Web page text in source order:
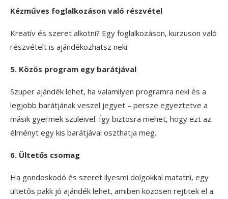
Kézműves foglalkozáson való részvétel
Kreatív és szeret alkotni? Egy foglalkozáson, kurzuson való
részvételt is ajándékozhatsz neki.
5. Közös program egy barátjával
Szuper ajándék lehet, ha valamilyen programra neki és a
legjobb barátjának veszel jegyet – persze egyeztetve a
másik gyermek szüleivel. Így biztosra mehet, hogy ezt az
élményt egy kis barátjával oszthatja meg.
6. Ültetős csomag
Ha gondoskodó és szeret ilyesmi dolgokkal matatni, egy
ültetős pakk jó ajándék lehet, amiben közösen rejtitek el a